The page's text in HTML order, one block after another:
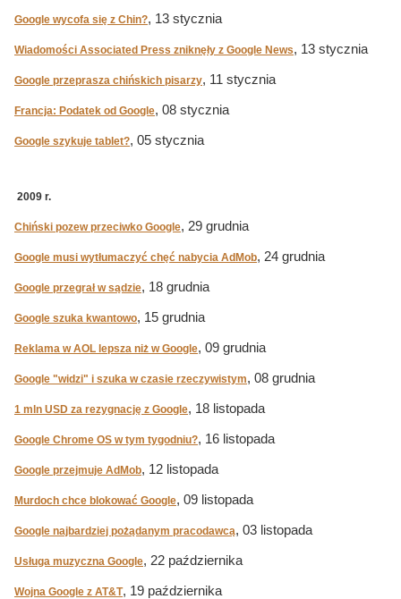
Google wycofa się z Chin?, 13 stycznia
Wiadomości Associated Press zniknęły z Google News, 13 stycznia
Google przeprasza chińskich pisarzy, 11 stycznia
Francja: Podatek od Google, 08 stycznia
Google szykuje tablet?, 05 stycznia
2009 r.
Chiński pozew przeciwko Google, 29 grudnia
Google musi wytłumaczyć chęć nabycia AdMob, 24 grudnia
Google przegrał w sądzie, 18 grudnia
Google szuka kwantowo, 15 grudnia
Reklama w AOL lepsza niż w Google, 09 grudnia
Google "widzi" i szuka w czasie rzeczywistym, 08 grudnia
1 mln USD za rezygnację z Google, 18 listopada
Google Chrome OS w tym tygodniu?, 16 listopada
Google przejmuje AdMob, 12 listopada
Murdoch chce blokować Google, 09 listopada
Google najbardziej pożądanym pracodawcą, 03 listopada
Usługa muzyczna Google, 22 października
Wojna Google z AT&T, 19 października